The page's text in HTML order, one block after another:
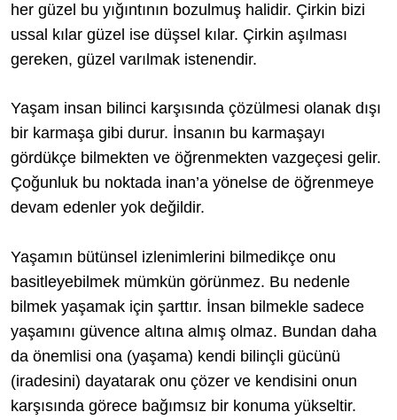
her güzel bu yığıntının bozulmuş halidir. Çirkin bizi
ussal kılar güzel ise düşsel kılar. Çirkin aşılması
gereken, güzel varılmak istenendir.
Yaşam insan bilinci karşısında çözülmesi olanak dışı
bir karmaşa gibi durur. İnsanın bu karmaşayı
gördükçe bilmekten ve öğrenmekten vazgeçesi gelir.
Çoğunluk bu noktada inan’a yönelse de öğrenmeye
devam edenler yok değildir.
Yaşamın bütünsel izlenimlerini bilmedikçe onu
basitleyebilmek mümkün görünmez. Bu nedenle
bilmek yaşamak için şarttır. İnsan bilmekle sadece
yaşamını güvence altına almış olmaz. Bundan daha
da önemlisi ona (yaşama) kendi bilinçli gücünü
(iradesini) dayatarak onu çözer ve kendisini onun
karşısında görece bağımsız bir konuma yükseltir.